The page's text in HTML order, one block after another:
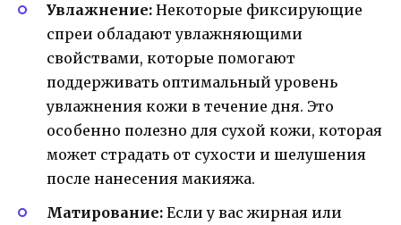
Увлажнение: Некоторые фиксирующие
спреи обладают увлажняющими
свойствами, которые помогают
поддерживать оптимальный уровень
увлажнения кожи в течение дня. Это
особенно полезно для сухой кожи, которая
может страдать от сухости и шелушения
после нанесения макияжа.
Матирование: Если у вас жирная или